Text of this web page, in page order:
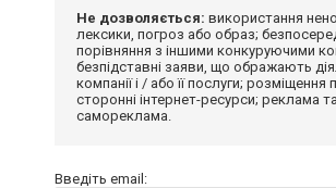
Не дозволяється: використання
лексики, погроз або образ;
порівняння з іншими конкуруючими
безпідставні заяви, що ображають
компанії і / або її послуги; розміщення
сторонні інтернет-ресурси; реклама та
самореклама.
Введіть email: